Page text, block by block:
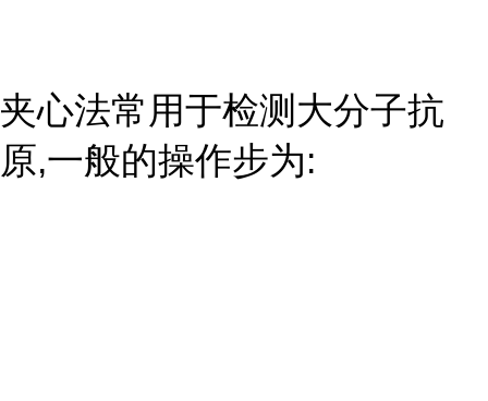
夹心法常用于检测大分子抗
原,一般的操作步为: